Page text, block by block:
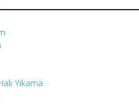
Yıkama